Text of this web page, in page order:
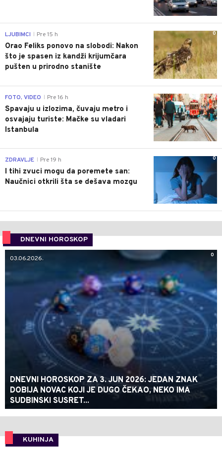
0
LJUBIMCI Pre 15 h
Orao Feliks ponovo na slobodi: Nakon
što je spasen iz kandži krijumčara
pušten u prirodno stanište
0
FOTO, VIDEO Pre 16 h
Spavaju u izlozima, čuvaju metro i
osvajaju turiste: Mačke su vladari
Istanbula
0
ZDRAVLJE Pre 19 h
I tihi zvuci mogu da poremete san:
Naučnici otkrili šta se dešava mozgu
DNEVNI HOROSKOP
0
03.06.2026.
DNEVNI HOROSKOP ZA 3. JUN 2026: JEDAN ZNAK
DOBIJA NOVAC KOJI JE DUGO ČEKAO, NEKO IMA
SUDBINSKI SUSRET...
KUHINJA